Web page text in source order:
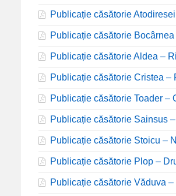
Publicație căsătorie
Publicație căsătorie
Publicație căsătorie Aldea –
Publicație căsătorie Cristea –
Publicație căsătorie Toader –
Publicație căsătorie Sainsus
Publicație căsătorie Stoicu –
Publicație căsătorie Plop –
Publicație căsătorie Văduva